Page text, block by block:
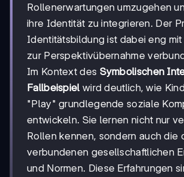
Rollenerwartungen umzugehen
ihre Identität zu integrieren. Der
Identitätsbildung ist dabei eng
zur Perspektivübernahme
Im Kontext des Symbolischen
Fallbeispiel wird deutlich, wie
"Play" grundlegende soziale
entwickeln. Sie lernen nicht nur
Rollen kennen, sondern auch die
verbundenen gesellschaftlichen
und Normen. Diese Erfahrungen